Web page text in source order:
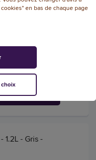
0,8 l
LIVRÉ EN 24/48H
1.2L - Gris -
en bas de chaque page